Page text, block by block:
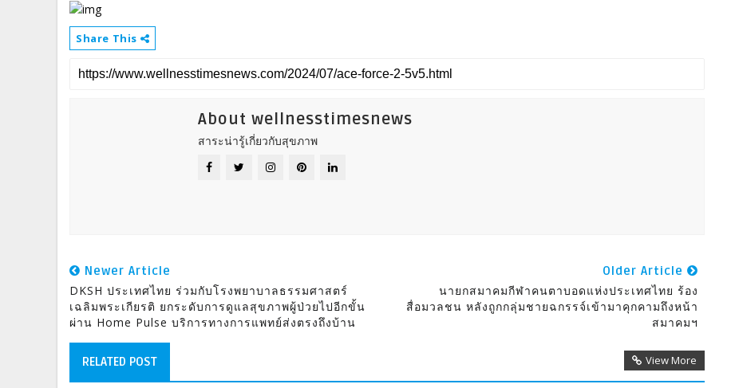
Share This
About wellnesstimesnews
สาระน่ารู้เกี่ยวกับสุขภาพ
Newer Article
DKSH ประเทศไทย ร่วมกับโรงพยาบาลธรรมศาสตร์
เฉลิมพระเกียรติ ยกระดับการดูแลสุขภาพผู้ป่วยไปอีกขั้น
ผ่าน Home Pulse บริการทางการแพทย์ส่งตรงถึงบ้าน
Older Article
นายกสมาคมกีฬาคนตาบอดแห่งประเทศไทย ร้อง
สื่อมวลชน หลังถูกกลุ่มชายฉกรรจ์เข้ามาคุกคามถึงหน้า
สมาคมฯ
RELATED POST View More